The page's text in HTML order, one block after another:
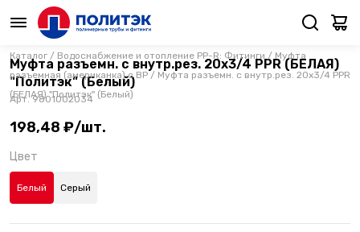
Каталог / Водоснабжение и отопление PP-R: Фитинги / Муфта
разъемная (американка) с ВР / Муфта разъемн. с внутр.рез. 20х3/4 PPR
(БЕЛАЯ) "Политэк" (Белый)
Муфта разъемн. с внутр.рез. 20х3/4 PPR (БЕЛАЯ)
"Политэк" (Белый)
Арт.9801002034
198,48 ₽/шт.
Цвет
Белый Серый